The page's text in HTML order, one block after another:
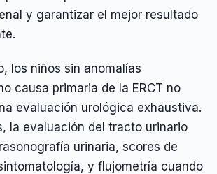
y garantizar el mejor resultado
los niños sin anomalías
causa primaria de la ERCT no
evaluación urológica exhaustiva.
la evaluación del tracto urinario
urinaria, scores de
y flujometría cuando